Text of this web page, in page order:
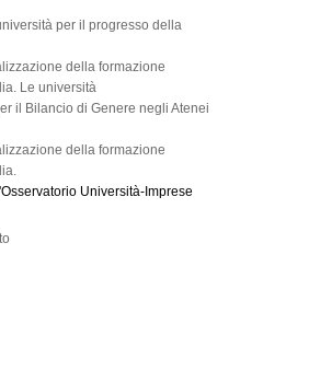
per il progresso della
della formazione
Le università
il Bilancio di Genere negli Atenei
della formazione
Università-Imprese